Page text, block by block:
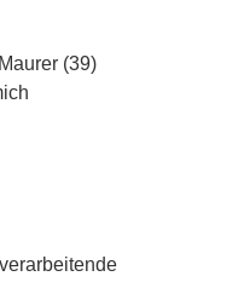
(39)